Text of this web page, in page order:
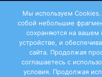
Администрация МО
муниципальный район»
Администрация МО
Детские сады
Мы используем
собой небольшие
сохраняются на
устройстве, и
сайта. Продолжая
соглашаетесь с
условия. Продолжая